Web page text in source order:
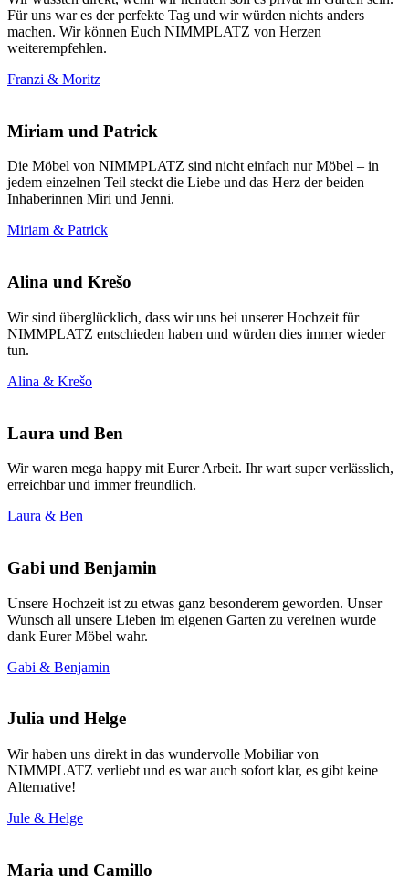
Für uns war es der perfekte Tag und wir würden nichts anders
machen. Wir können Euch NIMMPLATZ von Herzen
weiterempfehlen.
Franzi & Moritz
Miriam und Patrick
Die Möbel von NIMMPLATZ sind nicht einfach nur Möbel – in
jedem einzelnen Teil steckt die Liebe und das Herz der beiden
Inhaberinnen Miri und Jenni.
Miriam & Patrick
Alina und Krešo
Wir sind überglücklich, dass wir uns bei unserer Hochzeit für
NIMMPLATZ entschieden haben und würden dies immer wieder
tun.
Alina & Krešo
Laura und Ben
Wir waren mega happy mit Eurer Arbeit. Ihr wart super verlässlich,
erreichbar und immer freundlich.
Laura & Ben
Gabi und Benjamin
Unsere Hochzeit ist zu etwas ganz besonderem geworden. Unser
Wunsch all unsere Lieben im eigenen Garten zu vereinen wurde
dank Eurer Möbel wahr.
Gabi & Benjamin
Julia und Helge
Wir haben uns direkt in das wundervolle Mobiliar von
NIMMPLATZ verliebt und es war auch sofort klar, es gibt keine
Alternative!
Jule & Helge
Maria und Camillo